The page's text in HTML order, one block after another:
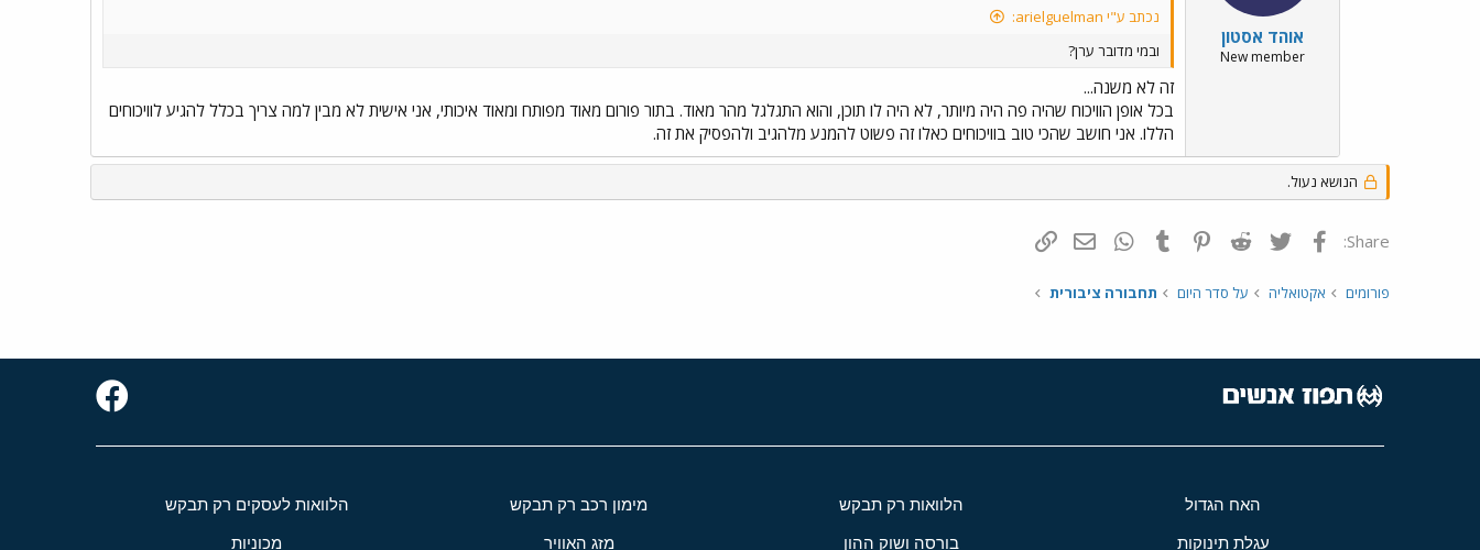
אוהד אסטון
New member
נכתב ע"י arielguelman:
ובמי מדובר ערן?
זה לא משנה...
בכל אופן הוויכוח שהיה פה היה מיותר, לא היה לו תוכן, והוא התגלגל מהר מאוד. בתור פורום מאוד מפותח ומאוד איכותי, אני אישית לא מבין למה צריך בכלל להגיע לוויכוחים
הללו. אני חושב שהכי טוב בוויכוחים כאלו זה פשוט להמנע מלהגיב ולהפסיק את זה.
הנושא נעול.
Share: פייסבוק Twitter
Reddit
Pinterest
Tumblr
WhatsAppדואר אלקטרוני
פורומים אקטואליה על סדר היום תחבורה ציבורית
האח הגדול הלוואות רק תבקש מימון רכב רק תבקש הלוואות לעסקים רק תבקש
עגלת תינוקות בורסה ושוק ההון מזג האוויר מכוניות